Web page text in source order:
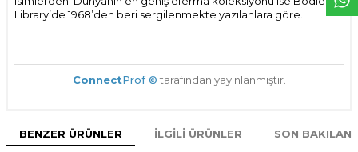
Library’de 1968’den beri sergilenmekte yazılanlara göre.
ConnectProf © tarafından yayınlanmıştır.
BENZER ÜRÜNLER İLGILI ÜRÜNLER SON